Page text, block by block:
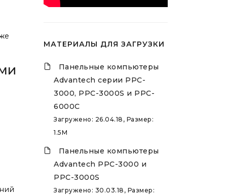
МАТЕРИАЛЫ ДЛЯ ЗАГРУЗКИ
Панельные компьютеры
Advantech серии PPC-
3000, PPC-3000S и PPC-
6000C
Загружено: 26.04.18, Размер:
1.5M
Панельные компьютеры
Advantech PPC-3000 и
PPC-3000S
Загружено: 30.03.18, Размер: